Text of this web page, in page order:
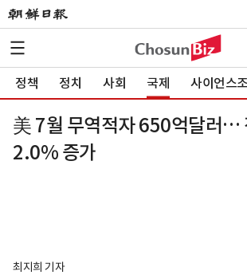
정책 정치 사회 국제 사이언스
美 7월 무역적자 650억달러…
2.0% 증가
최지희 기자